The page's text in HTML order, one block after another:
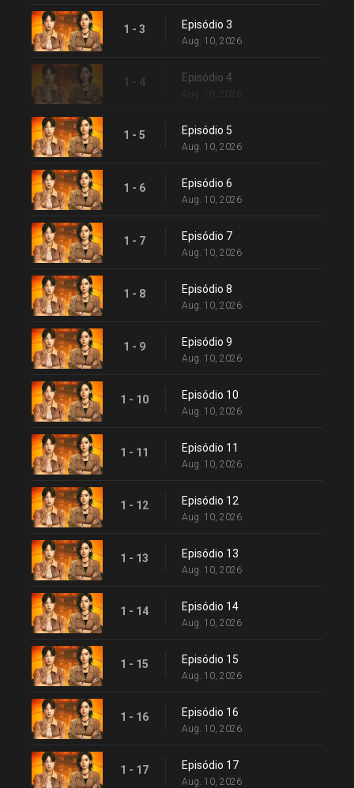
1 - 3 Episódio 3
Aug. 10, 2026
1 - 4 Episódio 4
1 - 5 Episódio 5
Aug. 10, 2026
1 - 6 Episódio 6
Aug. 10, 2026
1 - 7 Episódio 7
Aug. 10, 2026
1 - 8 Episódio 8
Aug. 10, 2026
1 - 9 Episódio 9
Aug. 10, 2026
1 - 10 Episódio 10
Aug. 10, 2026
1 - 11 Episódio 11
Aug. 10, 2026
1 - 12 Episódio 12
Aug. 10, 2026
1 - 13 Episódio 13
Aug. 10, 2026
1 - 14 Episódio 14
Aug. 10, 2026
1 - 15 Episódio 15
Aug. 10, 2026
1 - 16 Episódio 16
Aug. 10, 2026
1 - 17 Episódio 17
Aug. 10, 2026